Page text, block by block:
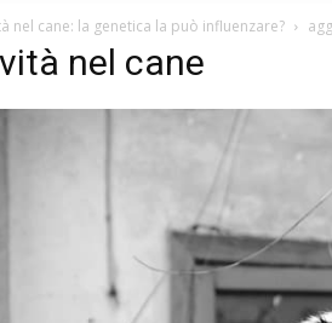
i
proprietari
di
nel cane: la genetica la può influenzare?
nel cane